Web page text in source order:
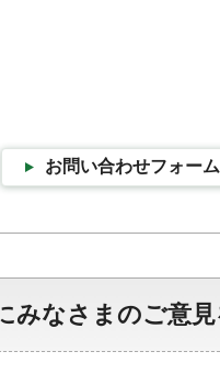
お問い合わせフォーム
みなさまのご意